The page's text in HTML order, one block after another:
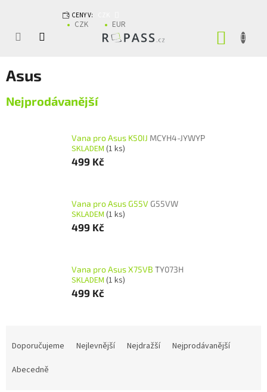
CENY V:
CZK EUR
Asus
Nejprodávanější
Vana pro Asus K50IJ MCYH4-JYWYP
SKLADEM (1 ks)
499 Kč
Vana pro Asus G55V G55VW
SKLADEM (1 ks)
499 Kč
Vana pro Asus X75VB TY073H
SKLADEM (1 ks)
499 Kč
Doporučujeme Nejlevnější Nejdražší
Nejprodávanější
Abecedně